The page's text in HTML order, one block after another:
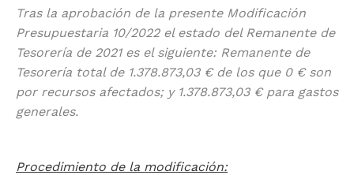
Tras la aprobación de la presente Modificación
Presupuestaria 10/2022 el estado del Remanente de
Tesorería de 2021 es el siguiente: Remanente de
Tesorería total de 1.378.873,03 € de los que 0 € son
por recursos afectados; y 1.378.873,03 € para gastos
generales.
Procedimiento de la modificación: